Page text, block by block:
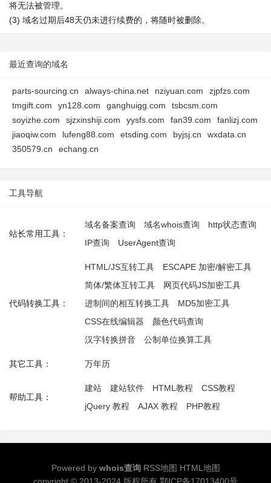
将无法被管理。
(3) 域名过期后48天仍未进行续费的，将随时被删除。
最近查询的域名
parts-sourcing.cn always-china.net nziyuan.com
zjpfzs.com
tmgift.com
yn128.com ganghuigg.com
tsbcsm.com
soyizhe.com
sjzxinshiji.com yysfs.com fan39.com
fanlizj.com
jiaoqiw.com
lufeng88.com etsding.com byjsj.cn
wxdata.cn
350579.cn
echang.cn
工具导航
站长常用工具：
域名备案查询 域名whois查询
http状态查询
IP查询
UserAgent查询
代码转换工具：
HTML/JS互转工具
ESCAPE 加密/解密工具
简体/繁体互转工具
网页代码JS加密工具
进制间的相互转换工具
MD5加密工具
CSS在线编辑器
颜色代码查询
汉字转换拼音
公制单位换算工具
其它工具： 万年历
帮助工具：
建站 建站软件 HTML教程
CSS教程
jQuery 教程
AJAX 教程 PHP教程
Powered by whois查询 RSS地图 HTML地图